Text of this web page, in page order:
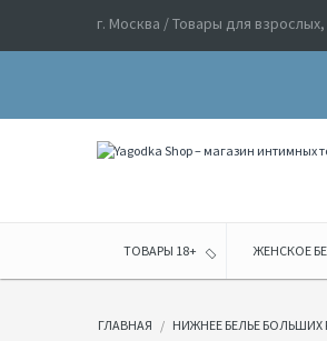
г. Москва / Товары для
ТОВАРЫ 18+ ЖЕНСКОЕ
ГЛАВНАЯ НИЖНЕЕ БЕЛЬЕ БОЛЬШИХ